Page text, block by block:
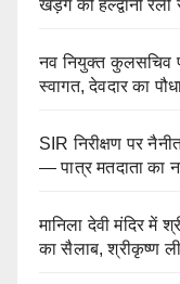
खड़गे की हल्द्वानी
नव नियुक्त कुलसचिव
स्वागत, देवदार का
SIR निरीक्षण पर
— पात्र मतदाता का
मानिला देवी मंदिर में
का सैलाब, श्रीकृष्ण